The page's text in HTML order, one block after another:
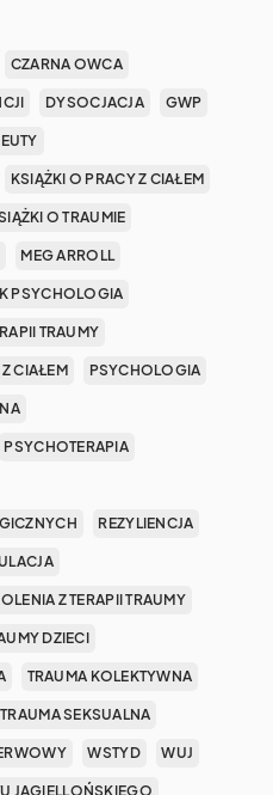
CZARNA OWCA
DYSOCJACJA GWP
KSIĄŻKI O PRACY Z CIAŁEM
O TRAUMIE
MEG ARROLL
PSYCHOLOGIA
TRAUMY
CIAŁEM PSYCHOLOGIA
PSYCHOTERAPIA
REZYLIENCJA
Z TERAPII TRAUMY
DZIECI
TRAUMA KOLEKTYWNA
TRAUMA SEKSUALNA
WSTYD WUJ
JAGIELLOŃSKIEGO